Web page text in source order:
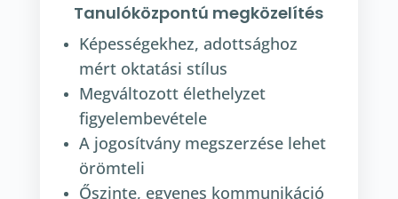
Tanulóközpontú megközelítés
Képességekhez, adottsághoz
mért oktatási stílus
Megváltozott élethelyzet
figyelembevétele
A jogosítvány megszerzése lehet
örömteli
Őszinte, egyenes kommunikáció